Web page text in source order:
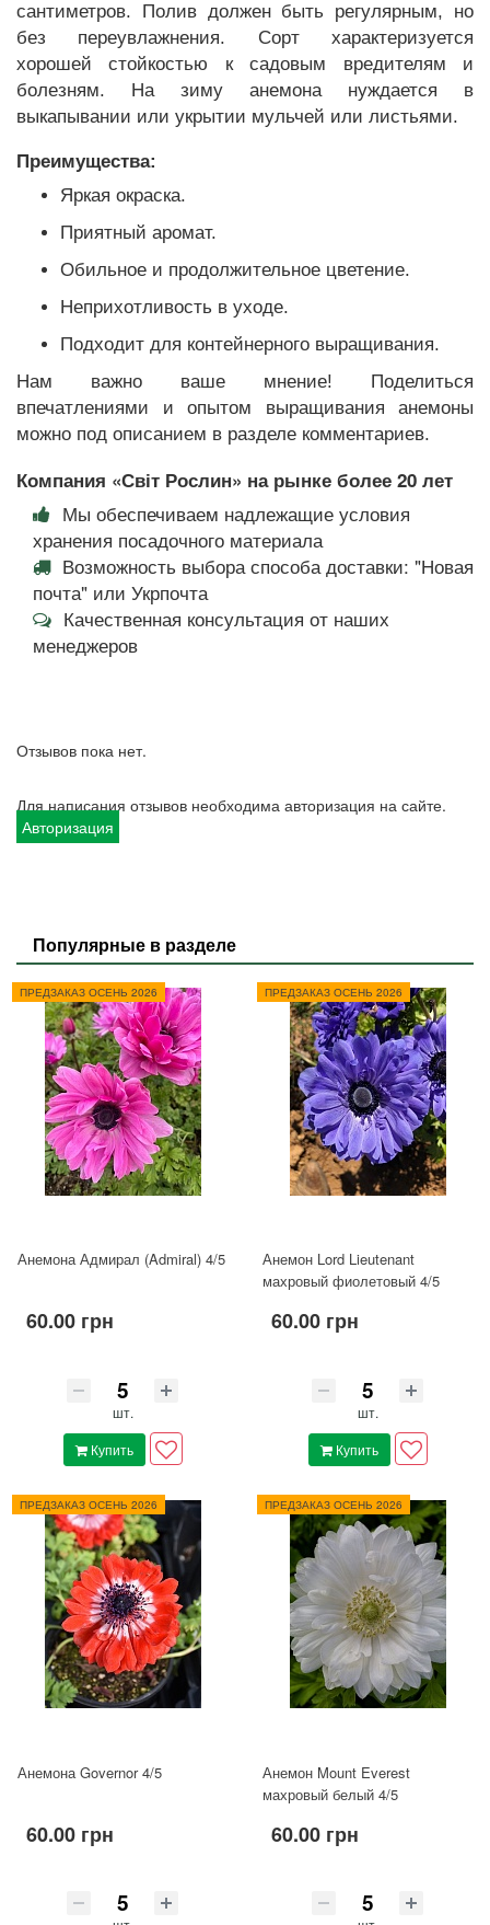
сантиметров. Полив должен быть регулярным, но
без переувлажнения. Сорт характеризуется
хорошей стойкостью к садовым вредителям и
болезням. На зиму анемона нуждается в
выкапывании или укрытии мульчей или листьями.
Преимущества:
Яркая окраска.
Приятный аромат.
Обильное и продолжительное цветение.
Неприхотливость в уходе.
Подходит для контейнерного выращивания.
Нам важно ваше мнение! Поделиться
впечатлениями и опытом выращивания анемоны
можно под описанием в разделе комментариев.
Компания «Світ Рослин» на рынке более 20 лет
Мы обеспечиваем надлежащие условия
хранения посадочного материала
Возможность выбора способа доставки: "Новая
почта" или Укрпочта
Качественная консультация от наших
менеджеров
Отзывов пока нет.
Для написания отзывов необходима авторизация на сайте.
Авторизация
Популярные в разделе
ПРЕДЗАКАЗ ОСЕНЬ 2026
Анемона Адмирал (Admiral) 4/5
60.00 грн
шт.
Купить
ПРЕДЗАКАЗ ОСЕНЬ 2026
Анемон Lord Lieutenant
махровый фиолетовый 4/5
60.00 грн
шт.
Купить
ПРЕДЗАКАЗ ОСЕНЬ 2026
Анемона Governor 4/5
60.00 грн
ПРЕДЗАКАЗ ОСЕНЬ 2026
Анемон Mount Everest
махровый белый 4/5
60.00 грн